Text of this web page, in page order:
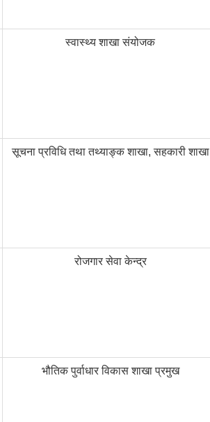
स्वास्थ्य शाखा संयोजक
सूचना प्रविधि तथा तथ्याङ्क शाखा, सहकारी शाखा
रोजगार सेवा केन्द्र
भौतिक पुर्वाधार विकास शाखा प्रमुख